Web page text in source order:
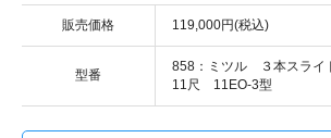
販売価格 119,000円(税込)
型番
858：ミツル ３本スライ
11尺 11EO-3型